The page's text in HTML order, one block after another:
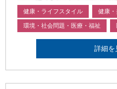
健康・ライフスタイル 健康
環境・社会問題・医療・福祉
詳細を